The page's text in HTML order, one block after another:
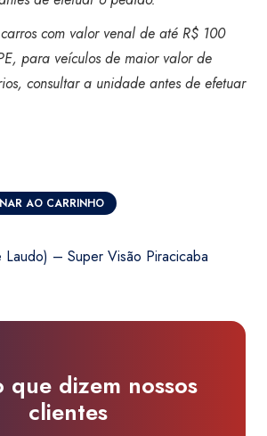
com valor venal de até R$ 100
para veículos de maior valor de
consultar a unidade antes de efetuar
AO CARRINHO
– Super Visão Piracicaba
que dizem nossos
clientes